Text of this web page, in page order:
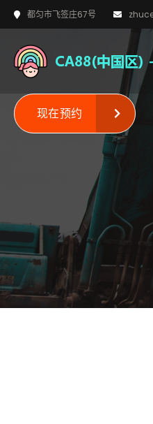
都匀市飞签庄67号
现在预约